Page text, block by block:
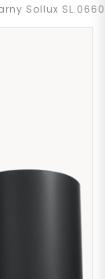
Sollux SL.0660